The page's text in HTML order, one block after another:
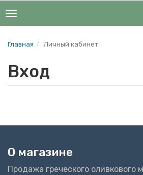
Toggle
navigation
Главная Личный кабинет
Вход
О магазине
Продажа греческого оливкового